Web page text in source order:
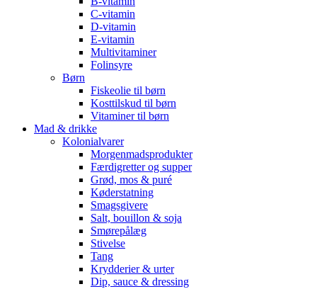
C-vitamin
D-vitamin
E-vitamin
Multivitaminer
Folinsyre
Børn
Fiskeolie til børn
Kosttilskud til børn
Vitaminer til børn
Mad & drikke
Kolonialvarer
Morgenmadsprodukter
Færdigretter og supper
Grød, mos & puré
Køderstatning
Smagsgivere
Salt, bouillon & soja
Smørepålæg
Stivelse
Tang
Krydderier & urter
Dip, sauce & dressing